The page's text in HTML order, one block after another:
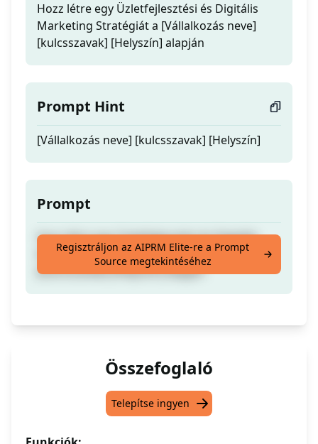
Hozz létre egy Üzletfejlesztési és Digitális
Marketing Stratégiát a [Vállalkozás neve]
[kulcsszavak] [Helyszín] alapján
Prompt Hint
[Vállalkozás neve] [kulcsszavak] [Helyszín]
Prompt
Hozz létre egy Üzletfejlesztési és Digitális
Marketing Stratégiát a [Vállalkozás neve]
[kulcsszavak] [Helyszín] alapján
Regisztráljon az AIPRM Elite-re a Prompt
Source megtekintéséhez
Összefoglaló
Telepítse ingyen